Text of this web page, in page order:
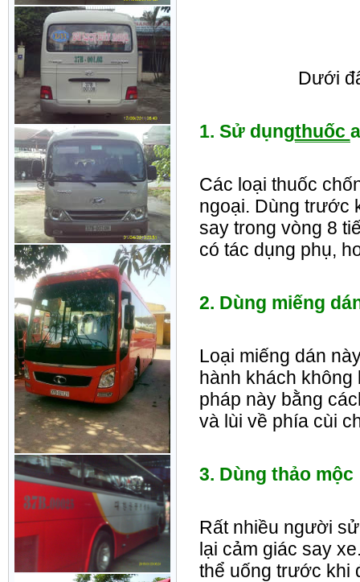
Dưới
1. Sử dụngthuốc
Các loại thuốc
ngoại. Dùng trước
say trong vòng 8
có tác dụng phụ,
2. Dùng miếng
Loại miếng dán
hành khách
pháp này bằng
và lùi về phía cùi
3. Dùng thảo mộc
Rất nhiều người
lại cảm giác say
thể uống trước khi